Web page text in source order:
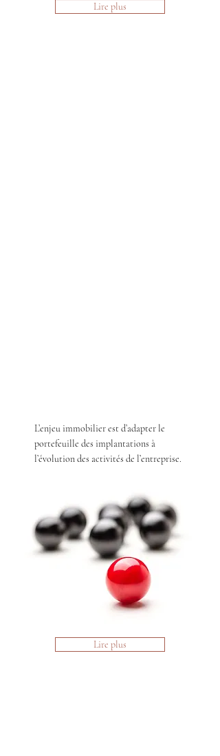
Lire plus
L’enjeu immobilier est d’adapter le
portefeuille des implantations à
l’évolution des activités de l’entreprise.
Lire plus